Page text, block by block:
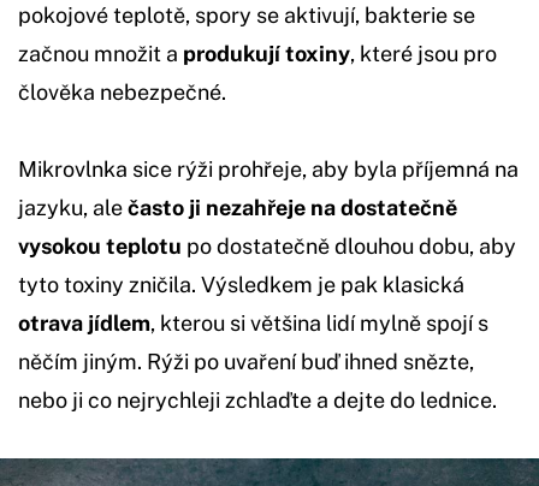
pokojové teplotě, spory se aktivují, bakterie se
začnou množit a produkují toxiny, které jsou pro
člověka nebezpečné.
Mikrovlnka sice rýži prohřeje, aby byla příjemná na
jazyku, alečasto ji nezahřeje na dostatečně
vysokou teplotu po dostatečně dlouhou dobu, aby
tyto toxiny zničila. Výsledkem je pak klasická
otrava jídlem, kterou si většina lidí mylně spojí s
něčím jiným. Rýži po uvaření buď ihned snězte,
nebo ji co nejrychleji zchlaďte a dejte do lednice.